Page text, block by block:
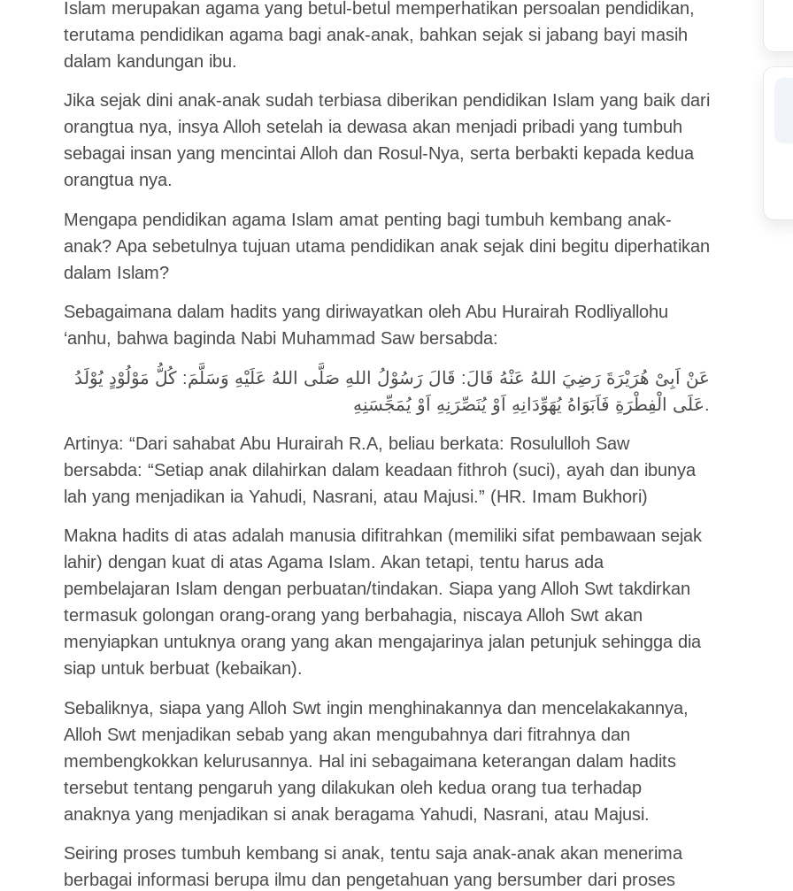
Islam merupakan agama yang betul-betul memperhatikan persoalan pendidikan,
terutama pendidikan agama bagi anak-anak, bahkan sejak si jabang bayi masih
dalam kandungan ibu.
Jika sejak dini anak-anak sudah terbiasa diberikan pendidikan Islam yang baik dari
orangtua nya, insya Alloh setelah ia dewasa akan menjadi pribadi yang tumbuh
sebagai insan yang mencintai Alloh dan Rosul-Nya, serta berbakti kepada kedua
orangtua nya.
Mengapa pendidikan agama Islam amat penting bagi tumbuh kembang anak-
anak? Apa sebetulnya tujuan utama pendidikan anak sejak dini begitu diperhatikan
dalam Islam?
Sebagaimana dalam hadits yang diriwayatkan oleh Abu Hurairah Rodliyallohu
‘anhu, bahwa baginda Nabi Muhammad Saw bersabda:
عَنْ اَبِىْ هُرَيْرَةَ رَضِيَ اللهُ عَنْهُ قَالَ: قَالَ رَسُوْلُ اللهِ صَلَّى اللهُ عَلَيْهِ وَسَلَّمَ: كُلُّ مَوْلُوْدٍ يُوْلَدُ
عَلَى الْفِطْرَةِ فَاَبَوَاهُ يُهَوِّدَانِهِ اَوْ يُنَصِّرَنِهِ اَوْ يُمَجِّسَنِهِ.
Artinya: “Dari sahabat Abu Hurairah R.A, beliau berkata: Rosululloh Saw
bersabda: “Setiap anak dilahirkan dalam keadaan fithroh (suci), ayah dan ibunya
lah yang menjadikan ia Yahudi, Nasrani, atau Majusi.” (HR. Imam Bukhori)
Makna hadits di atas adalah manusia difitrahkan (memiliki sifat pembawaan sejak
lahir) dengan kuat di atas Agama Islam. Akan tetapi, tentu harus ada
pembelajaran Islam dengan perbuatan/tindakan. Siapa yang Alloh Swt takdirkan
termasuk golongan orang-orang yang berbahagia, niscaya Alloh Swt akan
menyiapkan untuknya orang yang akan mengajarinya jalan petunjuk sehingga dia
siap untuk berbuat (kebaikan).
Sebaliknya, siapa yang Alloh Swt ingin menghinakannya dan mencelakakannya,
Alloh Swt menjadikan sebab yang akan mengubahnya dari fitrahnya dan
membengkokkan kelurusannya. Hal ini sebagaimana keterangan dalam hadits
tersebut tentang pengaruh yang dilakukan oleh kedua orang tua terhadap
anaknya yang menjadikan si anak beragama Yahudi, Nasrani, atau Majusi.
Seiring proses tumbuh kembang si anak, tentu saja anak-anak akan menerima
berbagai informasi berupa ilmu dan pengetahuan yang bersumber dari proses